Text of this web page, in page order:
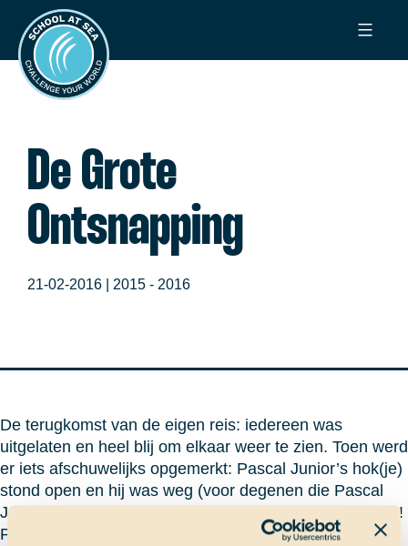
naar
inhoud
School
at
Sea
De Grote
Ontsnapping
21-02-2016 | 2015 - 2016
De terugkomst van de eigen reis: iedereen was
uitgelaten en heel blij om elkaar weer te zien. Toen werd
er iets afschuwelijks opgemerkt: Pascal Junior’s hok(je)
stond open en hij was weg (voor degenen die Pascal
Junior nog niet kennen, het is de boord-heremietkreeft)!
Pascal heeft een hypothese bedacht voor wat er